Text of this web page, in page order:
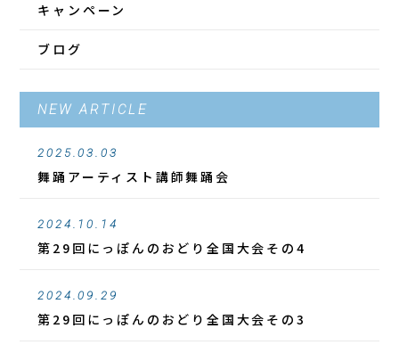
キャンペーン
ブログ
NEW ARTICLE
2025.03.03
舞踊アーティスト講師舞踊会
2024.10.14
第29回にっぽんのおどり全国大会その4
2024.09.29
第29回にっぽんのおどり全国大会その3